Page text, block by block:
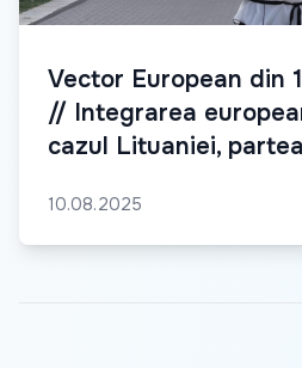
Vector European din
// Integrarea
cazul Lituaniei,
10.08.2025